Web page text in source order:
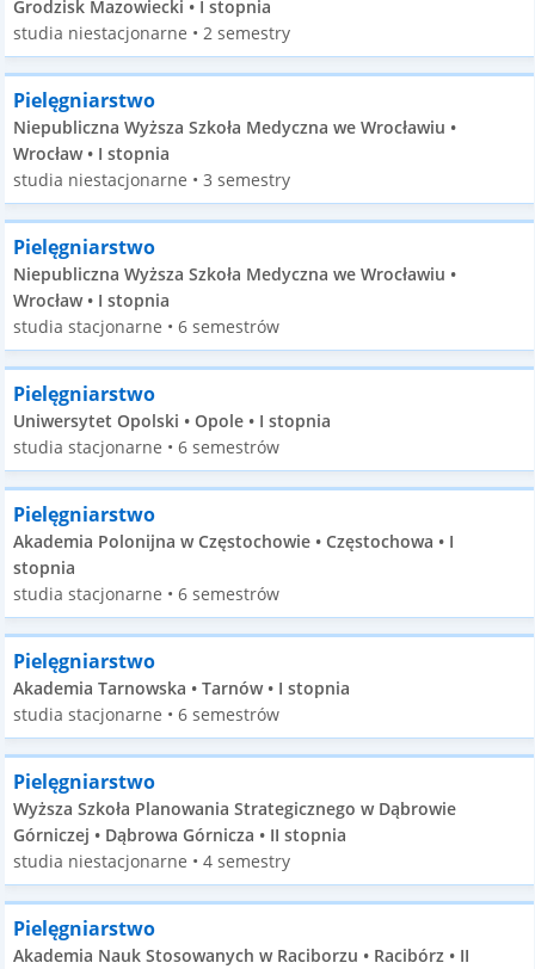
Grodzisk Mazowiecki • I stopnia
studia niestacjonarne • 2 semestry
Pielęgniarstwo
Niepubliczna Wyższa Szkoła Medyczna we Wrocławiu •
Wrocław • I stopnia
studia niestacjonarne • 3 semestry
Pielęgniarstwo
Niepubliczna Wyższa Szkoła Medyczna we Wrocławiu •
Wrocław • I stopnia
studia stacjonarne • 6 semestrów
Pielęgniarstwo
Uniwersytet Opolski • Opole • I stopnia
studia stacjonarne • 6 semestrów
Pielęgniarstwo
Akademia Polonijna w Częstochowie • Częstochowa • I
stopnia
studia stacjonarne • 6 semestrów
Pielęgniarstwo
Akademia Tarnowska • Tarnów • I stopnia
studia stacjonarne • 6 semestrów
Pielęgniarstwo
Wyższa Szkoła Planowania Strategicznego w Dąbrowie
Górniczej • Dąbrowa Górnicza • II stopnia
studia niestacjonarne • 4 semestry
Pielęgniarstwo
Akademia Nauk Stosowanych w Raciborzu • Racibórz • II